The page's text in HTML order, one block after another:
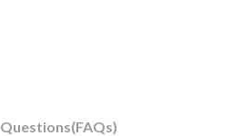
Questions(FAQs)